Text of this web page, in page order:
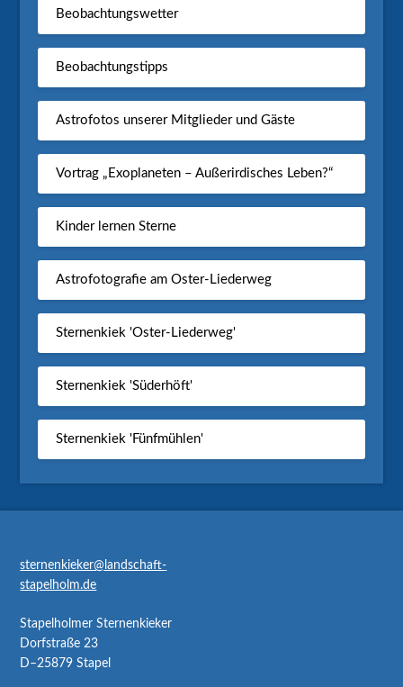
Beobachtungswetter
Beobachtungstipps
Astrofotos unserer Mitglieder und Gäste
Vortrag „Exoplaneten – Außerirdisches Leben?“
Kinder lernen Sterne
Astrofotografie am Oster-Liederweg
Sternenkiek 'Oster-Liederweg'
Sternenkiek 'Süderhöft'
Sternenkiek 'Fünfmühlen'
sternenkieker@landschaft-
stapelholm.de
Stapelholmer Sternenkieker
Dorfstraße 23
D–25879 Stapel